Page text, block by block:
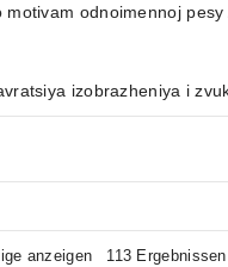
motivam odnoimennoj pesy
izobrazheniya i
anzeigen 113 Ergebnissen